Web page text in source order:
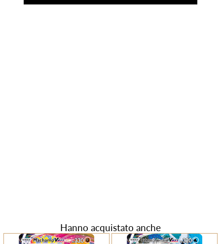
Hanno acquistato anche